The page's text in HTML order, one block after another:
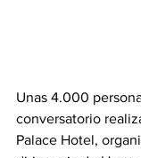
Unas 4.000
conversatorio
Palace Hotel,